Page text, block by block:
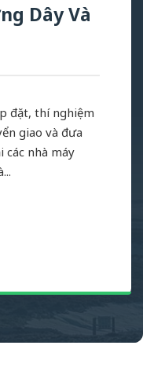
Dây Và
đặt, thí nghiệm
giao và đưa
các nhà máy